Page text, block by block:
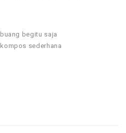
begitu saja
sederhana